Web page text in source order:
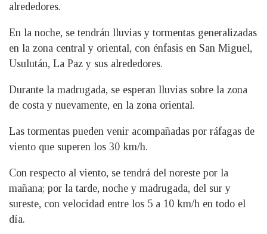
alrededores.
En la noche, se tendrán lluvias y tormentas generalizadas
en la zona central y oriental, con énfasis en San Miguel,
Usulután, La Paz y sus alrededores.
Durante la madrugada, se esperan lluvias sobre la zona
de costa y nuevamente, en la zona oriental.
Las tormentas pueden venir acompañadas por ráfagas de
viento que superen los 30 km/h.
Con respecto al viento, se tendrá del noreste por la
mañana; por la tarde, noche y madrugada, del sur y
sureste, con velocidad entre los 5 a 10 km/h en todo el
día.